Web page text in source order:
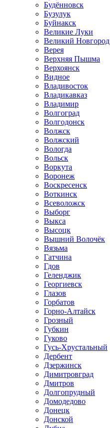
Будённовск
Бузулук
Буйнакск
Великие Луки
Великий Новгород
Верея
Верхняя Пышма
Верхоянск
Видное
Владивосток
Владикавказ
Владимир
Волгоград
Волгодонск
Волжск
Волжский
Вологда
Вольск
Воркута
Воронеж
Воскресенск
Воткинск
Всеволожск
Выборг
Выкса
Высоцк
Вышний Волочёк
Вязьма
Гатчина
Гдов
Геленджик
Георгиевск
Глазов
Горбатов
Горно-Алтайск
Грозный
Губкин
Гуково
Гусь-Хрустальный
Дербент
Дзержинск
Димитровград
Дмитров
Долгопрудный
Домодедово
Донецк
Донской